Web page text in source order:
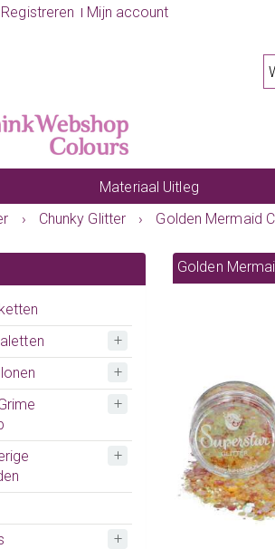
Registreren Mijn account
Materiaal Uitleg
› Chunky Glitter › Golden Mermaid
Golden